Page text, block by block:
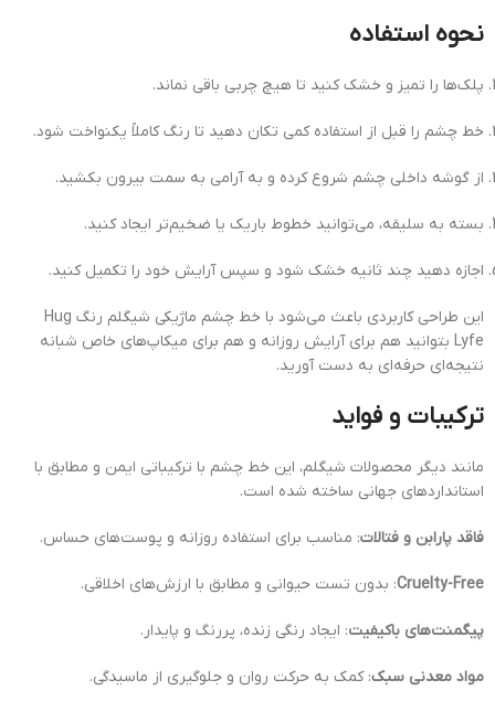
نحوه استفاده
پلک‌ها را تمیز و خشک کنید تا هیچ چربی باقی نماند.
خط چشم را قبل از استفاده کمی تکان دهید تا رنگ کاملاً یکنواخت شود.
از گوشه داخلی چشم شروع کرده و به آرامی به سمت بیرون بکشید.
بسته به سلیقه، می‌توانید خطوط باریک یا ضخیم‌تر ایجاد کنید.
اجازه دهید چند ثانیه خشک شود و سپس آرایش خود را تکمیل کنید.
این طراحی کاربردی باعث می‌شود با خط چشم ماژیکی شیگلم رنگ Hug
Lyfe بتوانید هم برای آرایش روزانه و هم برای میکاپ‌های خاص شبانه
نتیجه‌ای حرفه‌ای به دست آورید.
ترکیبات و فواید
مانند دیگر محصولات شیگلم، این خط چشم با ترکیباتی ایمن و مطابق با
استانداردهای جهانی ساخته شده است.
فاقد پارابن و فتالات: مناسب برای استفاده روزانه و پوست‌های حساس.
Cruelty-Free: بدون تست حیوانی و مطابق با ارزش‌های اخلاقی.
پیگمنت‌های باکیفیت: ایجاد رنگی زنده، پررنگ و پایدار.
مواد معدنی سبک: کمک به حرکت روان و جلوگیری از ماسیدگی.